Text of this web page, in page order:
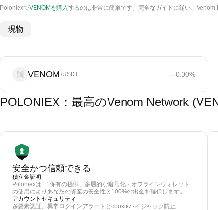
PoloniexでVENOMを購入するのは非常に簡単です。完全なガイドに従い、
現物
VENOM /USDT --0.00%
POLONIEX：最高のVenom Network
安全かつ信頼できる
積立金証明
Poloniexは1:1保有の提供、多層的な暗号化・オフラインウォレット
の使用によりあなたの資産の安全性と100%の出金を確保します。
アカウントセキュリティ
多要素認証、異常ログインアラートとcookieハイジャック防止